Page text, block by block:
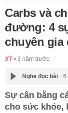
Carbs và
đường: 4
chuyên
XT 3 năm trước
Nghe đọc bài
Sự cân bằng
cho sức khỏe,